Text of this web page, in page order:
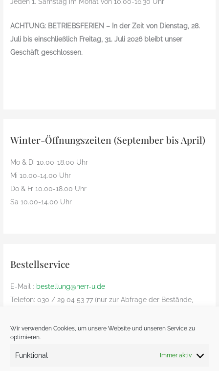
Wir verwenden Cookies, um unsere Website und unseren Service zu
optimieren.
Funktional Immer aktiv
ACHTUNG: BETRIEBSFERIEN – In der Zeit von Dienstag, 28.
Juli bis einschließlich Freitag, 31. Juli 2026 bleibt unser
Geschäft geschlossen.
Winter-Öffnungszeiten (September bis April)
Mo & Di 10.00-18.00 Uhr
Mi 10.00-14.00 Uhr
Do & Fr 10.00-18.00 Uhr
Sa 10.00-14.00 Uhr
Bestellservice
E-Mail : bestellung@herr-u.de
Telefon: 030 / 29 04 53 77 (nur zur Abfrage der Bestände,
nur innerhalb Deutschland (Versandkosten: € 8,90)
Bezahlung nur Vorkasse und nur von deutschem Bankkonto
zu deutschem Bankkonto – kein Paypal